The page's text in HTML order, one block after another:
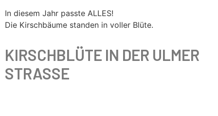
In diesem Jahr passte ALLES!
Die Kirschbäume standen in voller Blüte.
KIRSCHBLÜTE IN DER ULMER
STRASSE